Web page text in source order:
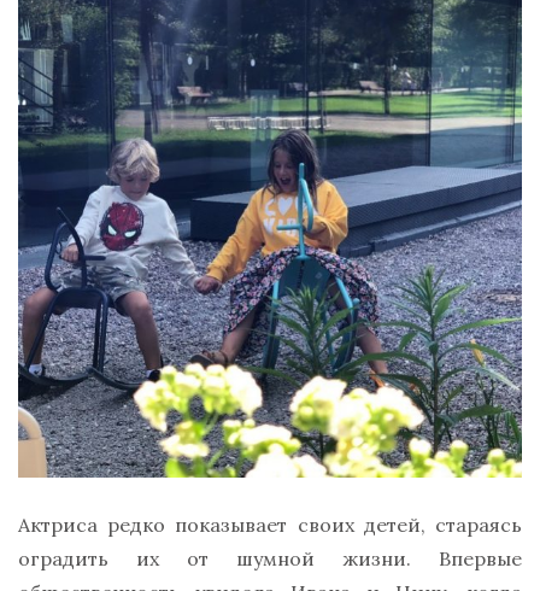
Актриса редко показывает своих детей, стараясь
оградить их от шумной жизни. Впервые